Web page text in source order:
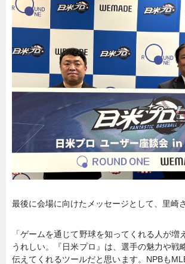
最後に会場に向けたメッセージとして、里崎
「ゲームを通じて野球を知ってくれる人が増
うれしい。『日米プロ』は、選手の魅力や戦
伝えてくれるツールだと思います。NPBも